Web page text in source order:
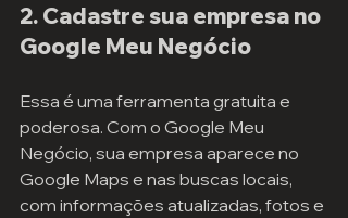
2. Cadastre sua empresa no
Google Meu Negócio
Essa é uma ferramenta gratuita e
poderosa. Com o Google Meu
Negócio, sua empresa aparece no
Google Maps e nas buscas locais,
com informações atualizadas, fotos e